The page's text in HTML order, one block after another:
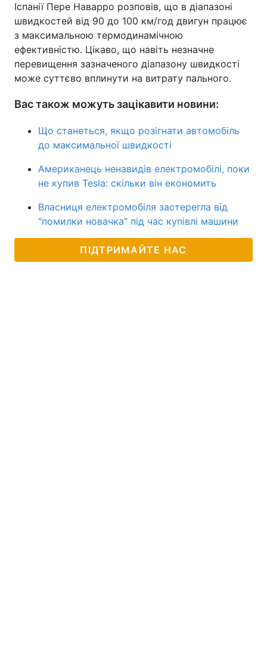
Іспанії Пере Наварро розповів, що в діапазоні
швидкостей від 90 до 100 км/год двигун працює
з максимальною термодинамічною
ефективністю. Цікаво, що навіть незначне
перевищення зазначеного діапазону швидкості
може суттєво вплинути на витрату пального.
Вас також можуть зацікавити новини:
Що станеться, якщо розігнати автомобіль
до максимальної швидкості
Американець ненавидів електромобілі, поки
не купив Tesla: скільки він економить
Власниця електромобіля застерегла від
"помилки новачка" під час купівлі машини
ПІДТРИМАЙТЕ НАС